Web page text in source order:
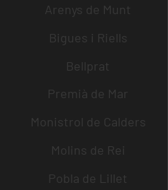
Arenys de Munt
Bigues i Riells
Bellprat
Premià de Mar
Monistrol de Calders
Molins de Rei
Pobla de Lillet